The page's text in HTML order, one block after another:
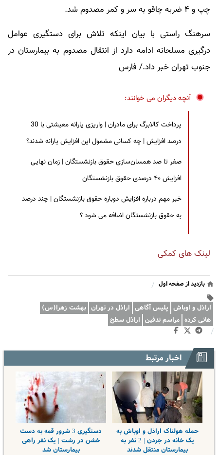
چپ و ۴ ضربه چاقو به سر و کمر مصدوم شد.
سرهنگ راستی با بیان اینکه تلاش برای دستگیری عوامل
درگیری مسلحانه ادامه دارد از انتقال مصدوم به بیمارستان در
جنوب تهران خبر داد./ فارس
آنچه دیگران می خوانند:
پرداخت کالابرگ برای مادران | واریزی یارانه معیشتی با 30
درصد افزایش | چه کسانی مشمول این افزایش یارانه شدند؟
صفر تا صد همسان‌سازی حقوق بازنشستگان | زمان نهایی
افزایش ۴۰ درصدی حقوق بازنشستگان
خبر مهم درباره افزایش دوباره حقوق بازنشستگان | چند درصد
به حقوق بازنشستگان اضافه می شود ؟
لینک های کمکی
بازدید از صفحه اول /
اراذل و اوباش پلیس آگاهی اراذل در تهران بهشت زهرا(س)
هانی کرده مراسم تدفین اراذل سطح
/
اخبار مرتبط
حمله هولناک اراذل و اوباش به
یک خانه در جردن | 2 نفر به
بیمارستان منتقل شدند
دستگیری 3 شرور قمه به دست
خشن در رشت | یک نفر راهی
بیمارستان شد